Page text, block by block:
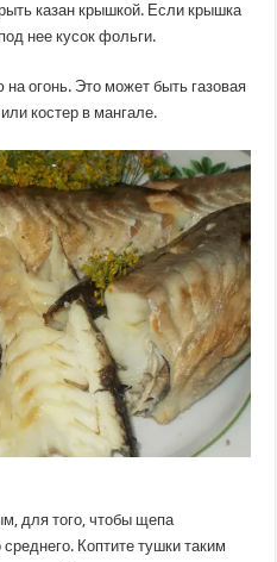
казан крышкой. Если крышка
нее кусок фольги.
огонь. Это может быть газовая
костер в мангале.
для того, чтобы щепа
Коптите тушки таким